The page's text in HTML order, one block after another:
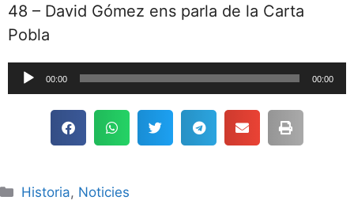
48 – David Gómez ens parla de la Carta
Pobla
Reproductor
de
00:00 00:00
Historia, Noticies